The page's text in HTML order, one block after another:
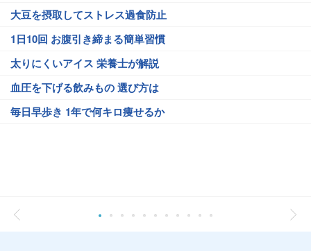
大豆を摂取してストレス過食防止
1日10回 お腹引き締まる簡単習慣
太りにくいアイス 栄養士が解説
血圧を下げる飲みもの 選び方は
毎日早歩き 1年で何キロ痩せるか